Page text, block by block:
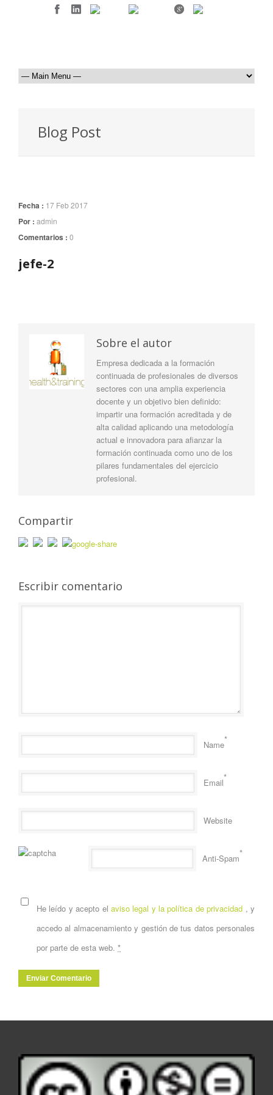
Blog Post
Fecha : 17 Feb 2017
Por : admin
Comentarios : 0
jefe-2
Sobre el autor
Empresa dedicada a la formación
continuada de profesionales de diversos
sectores con una amplia experiencia
docente y un objetivo bien definido:
impartir una formación acreditada y de
alta calidad aplicando una metodología
actual e innovadora para afianzar la
formación continuada como uno de los
pilares fundamentales del ejercicio
profesional.
Compartir
Escribir comentario
Name*
Email*
Website
Anti-Spam*
He leído y acepto el aviso legal y la política de privacidad , y
accedo al almacenamiento y gestión de tus datos personales
por parte de esta web. *